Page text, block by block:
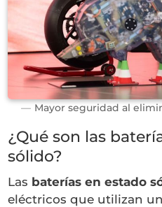
Mayor seguridad al
¿Qué son las
sólido?
Las baterías en estado
eléctricos que utilizan